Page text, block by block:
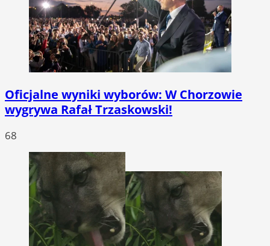
Oficjalne wyniki wyborów: W Chorzowie
wygrywa Rafał Trzaskowski!
68